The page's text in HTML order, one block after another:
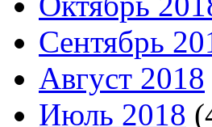
Сентябрь
Август 2018
Июль 2018